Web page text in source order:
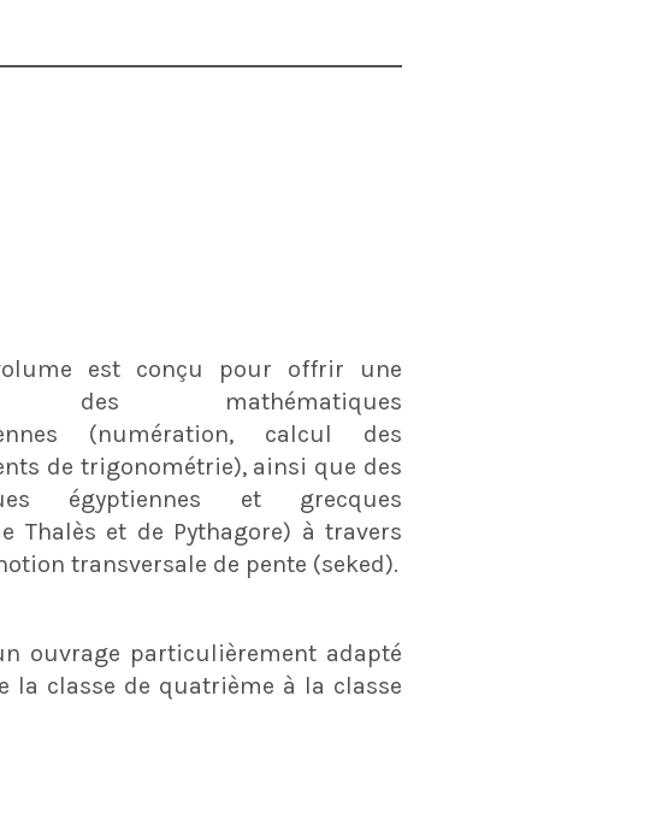
est conçu pour offrir une
des mathématiques
(numération, calcul des
de trigonométrie), ainsi que des
égyptiennes et grecques
Thalès et de Pythagore) à travers
transversale de pente (seked).
ouvrage particulièrement adapté
la classe de quatrième à la classe